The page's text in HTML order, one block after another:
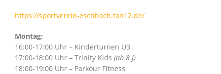
https://sportverein-eschbach.fan12.de/
Montag:
16:00-17:00 Uhr – Kinderturnen U3
17:00-18:00 Uhr – Trinity Kids (ab 8 J)
18:00-19:00 Uhr – Parkour Fitness